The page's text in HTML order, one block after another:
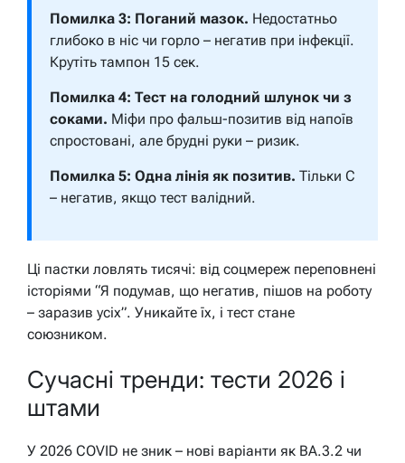
Помилка 3: Поганий мазок. Недостатньо
глибоко в ніс чи горло – негатив при інфекції.
Крутіть тампон 15 сек.
Помилка 4: Тест на голодний шлунок чи з
соками. Міфи про фальш-позитив від напоїв
спростовані, але брудні руки – ризик.
Помилка 5: Одна лінія як позитив. Тільки C
– негатив, якщо тест валідний.
Ці пастки ловлять тисячі: від соцмереж переповнені
історіями “Я подумав, що негатив, пішов на роботу
– заразив усіх”. Уникайте їх, і тест стане
союзником.
Сучасні тренди: тести 2026 і
штами
У 2026 COVID не зник – нові варіанти як BA.3.2 чи